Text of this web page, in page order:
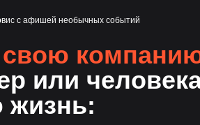
с афишей необычных событий
или
жизнь: